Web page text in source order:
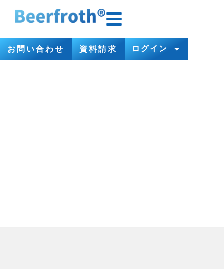
お問い合わせ 資料請求 ログイン